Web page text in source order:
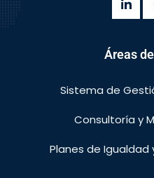
Áreas
Sistema de
Consultoría y
Planes de